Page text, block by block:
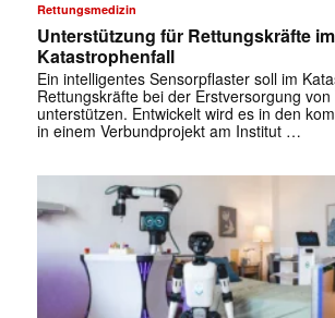
Rettungsmedizin
Unterstützung für Rettungskräfte im
Katastrophenfall
Ein intelligentes Sensorpflaster soll im
Rettungskräfte bei der Erstversorgung von
unterstützen. Entwickelt wird es in den
in einem Verbundprojekt am Institut …